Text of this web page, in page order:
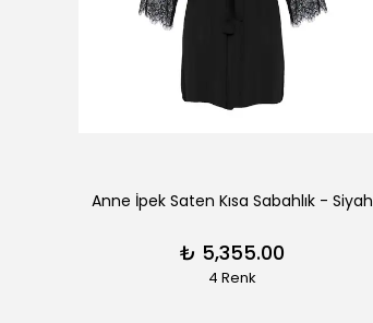
Anne İpek Saten Kısa Sabahlık - Siyah
₺ 5,355.00
4 Renk